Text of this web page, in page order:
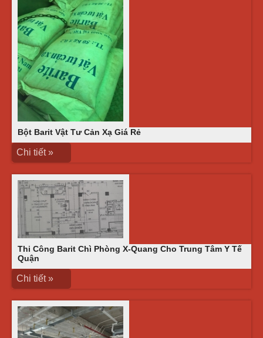
Bột Barit Vật Tư Cản Xạ Giá Rẻ
Chi tiết »
Thi Công Barit Chì Phòng X-Quang Cho Trung Tâm Y Tế
Quận
Chi tiết »